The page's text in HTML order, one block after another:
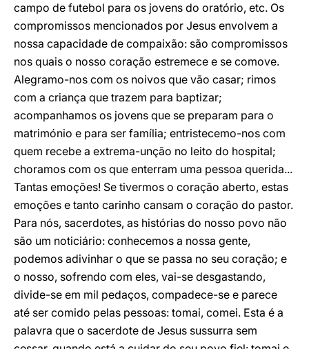
campo de futebol para os jovens do oratório, etc. Os
compromissos mencionados por Jesus envolvem a
nossa capacidade de compaixão: são compromissos
nos quais o nosso coração estremece e se comove.
Alegramo-nos com os noivos que vão casar; rimos
com a criança que trazem para baptizar;
acompanhamos os jovens que se preparam para o
matrimónio e para ser família; entristecemo-nos com
quem recebe a extrema-unção no leito do hospital;
choramos com os que enterram uma pessoa querida...
Tantas emoções! Se tivermos o coração aberto, estas
emoções e tanto carinho cansam o coração do pastor.
Para nós, sacerdotes, as histórias do nosso povo não
são um noticiário: conhecemos a nossa gente,
podemos adivinhar o que se passa no seu coração; e
o nosso, sofrendo com eles, vai-se desgastando,
divide-se em mil pedaços, compadece-se e parece
até ser comido pelas pessoas: tomai, comei. Esta é a
palavra que o sacerdote de Jesus sussurra sem